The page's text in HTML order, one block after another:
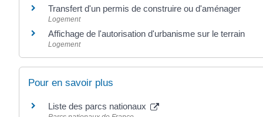
Transfert d'un permis de construire ou d'aménager
Logement
Affichage de l'autorisation d'urbanisme sur le terrain
Logement
Pour en savoir plus
Liste des parcs nationaux